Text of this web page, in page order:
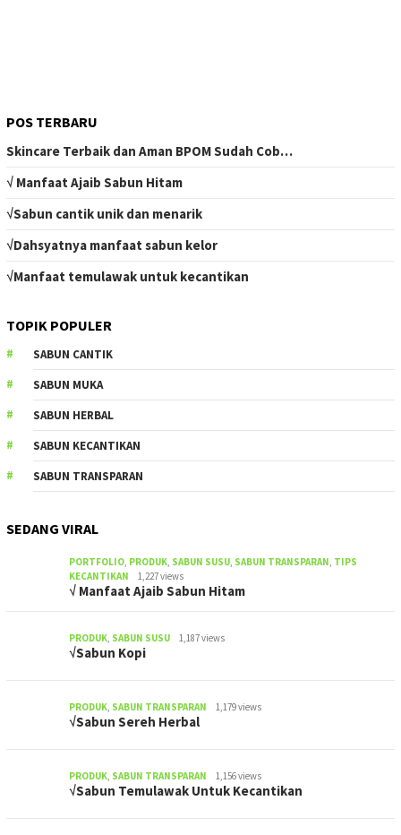
POS TERBARU
Skincare Terbaik dan Aman BPOM Sudah Cob…
√ Manfaat Ajaib Sabun Hitam
√Sabun cantik unik dan menarik
√Dahsyatnya manfaat sabun kelor
√Manfaat temulawak untuk kecantikan
TOPIK POPULER
SABUN CANTIK
SABUN MUKA
SABUN HERBAL
SABUN KECANTIKAN
SABUN TRANSPARAN
SEDANG VIRAL
PORTFOLIO, PRODUK, SABUN SUSU, SABUN TRANSPARAN, TIPS
KECANTIKAN
1,227 views
√ Manfaat Ajaib Sabun Hitam
PRODUK, SABUN SUSU 1,187 views
√Sabun Kopi
PRODUK, SABUN TRANSPARAN 1,179 views
√Sabun Sereh Herbal
PRODUK, SABUN TRANSPARAN 1,156 views
√Sabun Temulawak Untuk Kecantikan